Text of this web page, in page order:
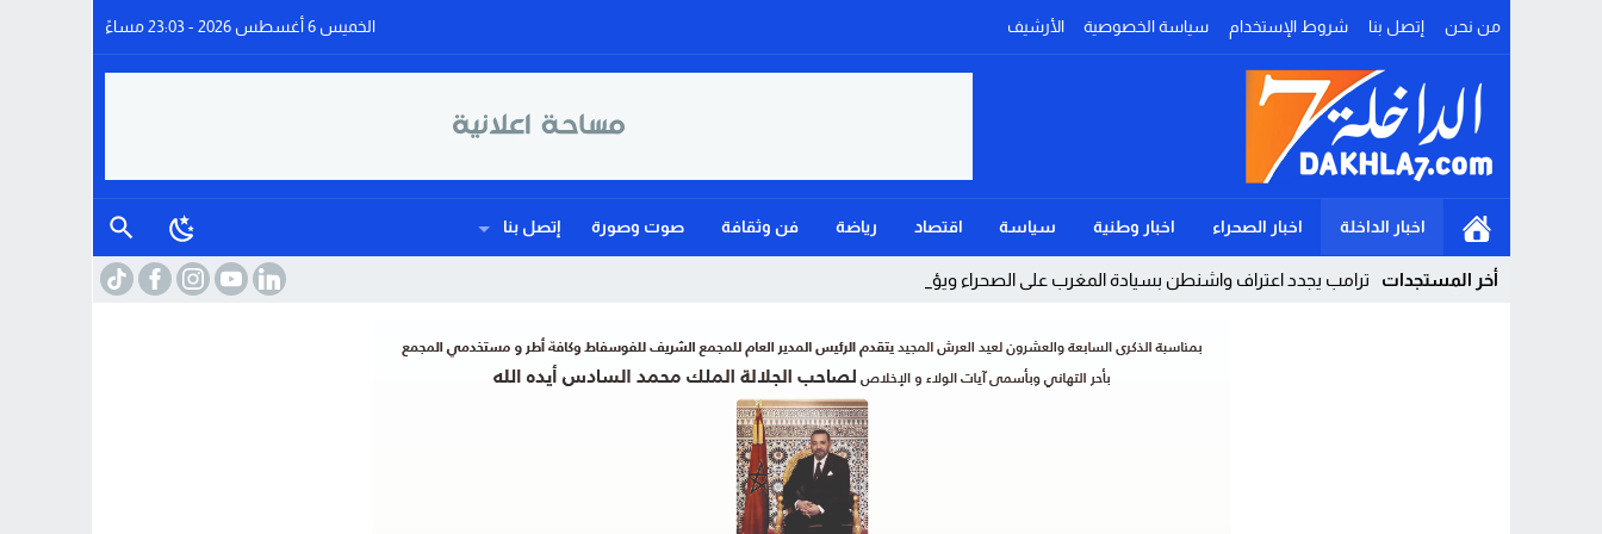
من نحن إتصل بنا شروط الإستخدام سياسة الخصوصية الأرشيف الخميس 6 أغسطس 2026 - 23:03 مساءً
اخبار الداخلة اخبار الصحراء اخبار وطنية سياسة اقتصاد رياضة فن وثقافة صوت وصورة إتصل بنا
أخر المستجدات ترامب يجدد اعتراف واشنطن بسيادة المغرب على الصحراء ويؤكد: الحكم ال_